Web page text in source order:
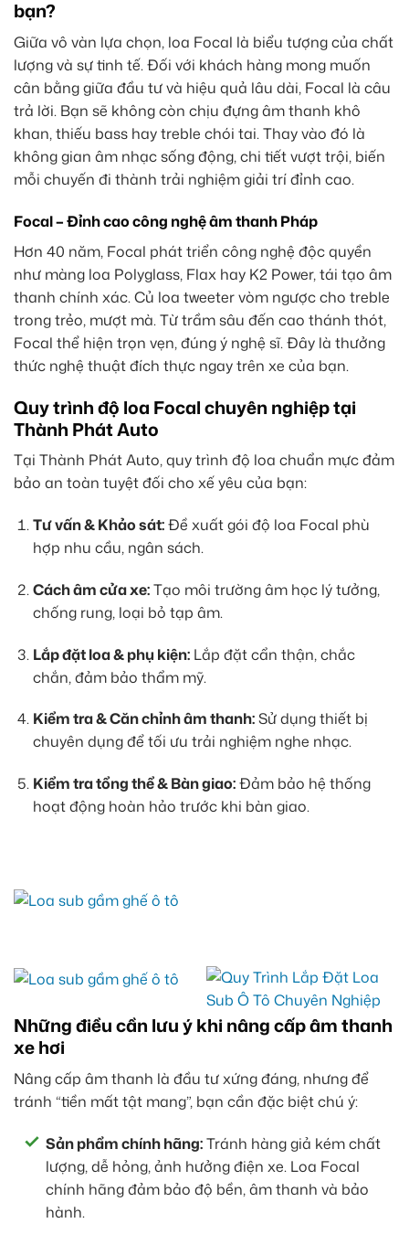
bạn?
Giữa vô vàn lựa chọn, loa Focal là biểu tượng của chất
lượng và sự tinh tế. Đối với khách hàng mong muốn
cân bằng giữa đầu tư và hiệu quả lâu dài, Focal là câu
trả lời. Bạn sẽ không còn chịu đựng âm thanh khô
khan, thiếu bass hay treble chói tai. Thay vào đó là
không gian âm nhạc sống động, chi tiết vượt trội, biến
mỗi chuyến đi thành trải nghiệm giải trí đỉnh cao.
Focal – Đỉnh cao công nghệ âm thanh Pháp
Hơn 40 năm, Focal phát triển công nghệ độc quyền
như màng loa Polyglass, Flax hay K2 Power, tái tạo âm
thanh chính xác. Củ loa tweeter vòm ngược cho treble
trong trẻo, mượt mà. Từ trầm sâu đến cao thánh thót,
Focal thể hiện trọn vẹn, đúng ý nghệ sĩ. Đây là thưởng
thức nghệ thuật đích thực ngay trên xe của bạn.
Quy trình độ loa Focal chuyên nghiệp tại
Thành Phát Auto
Tại Thành Phát Auto, quy trình độ loa chuẩn mực đảm
bảo an toàn tuyệt đối cho xế yêu của bạn:
Tư vấn & Khảo sát:Đề xuất gói độ loa Focal phù
hợp nhu cầu, ngân sách.
Cách âm cửa xe:Tạo môi trường âm học lý tưởng,
chống rung, loại bỏ tạp âm.
Lắp đặt loa & phụ kiện:Lắp đặt cẩn thận, chắc
chắn, đảm bảo thẩm mỹ.
Kiểm tra & Căn chỉnh âm thanh:Sử dụng thiết bị
chuyên dụng để tối ưu trải nghiệm nghe nhạc.
Kiểm tra tổng thể & Bàn giao:Đảm bảo hệ thống
hoạt động hoàn hảo trước khi bàn giao.
Những điều cần lưu ý khi nâng cấp âm thanh
xe hơi
Nâng cấp âm thanh là đầu tư xứng đáng, nhưng để
tránh “tiền mất tật mang”, bạn cần đặc biệt chú ý:
Sản phẩm chính hãng:Tránh hàng giả kém chất
lượng, dễ hỏng, ảnh hưởng điện xe. Loa Focal
chính hãng đảm bảo độ bền, âm thanh và bảo
hành.